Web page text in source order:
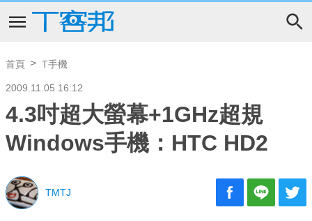
首頁 T手機
2009.11.05 16:12
4.3吋超大螢幕+1GHz超規
Windows手機：HTC HD2
TMTJ